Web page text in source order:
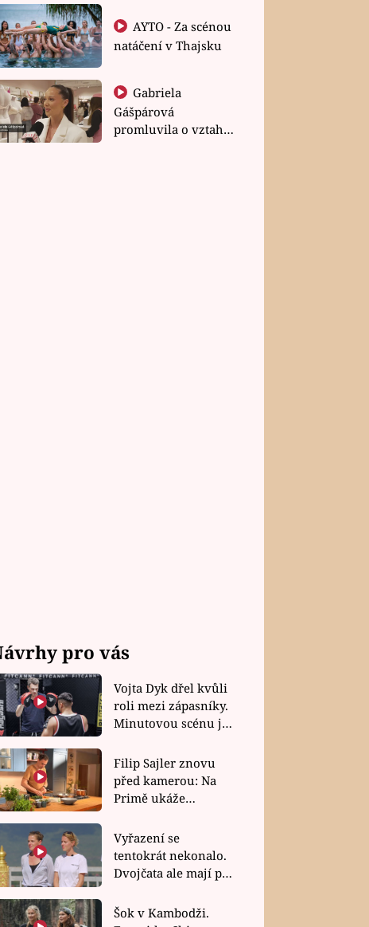
natáčení v Thajsku
Gabriela
Gášpárová
promluvila o vztahu
pro vás
Vojta Dyk dřel kvůli
roli mezi zápasníky.
Minutovou scénu jel
Filip Sajler znovu
před kamerou: Na
Primě ukáže
rychlé recepty
Vyřazení se
tentokrát nekonalo.
Dvojčata ale mají po
závodu nůž na krku
Šok v Kambodži.